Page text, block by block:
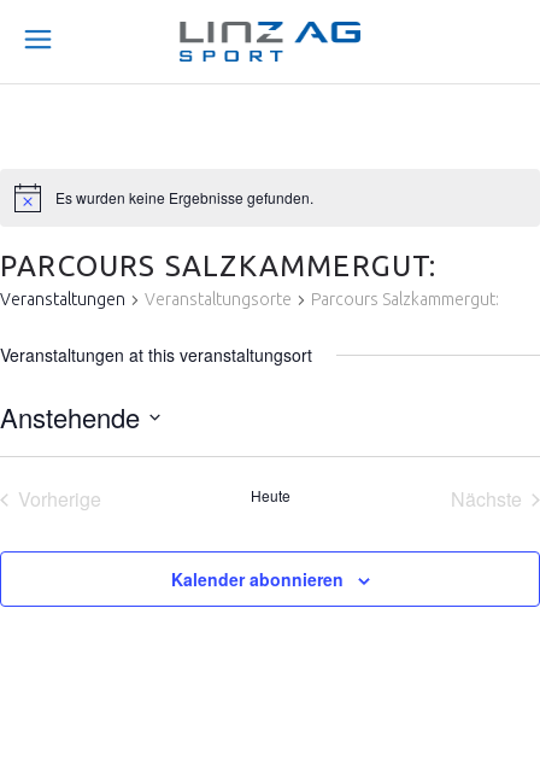
Es wurden keine Ergebnisse gefunden.
PARCOURS SALZKAMMERGUT:
Veranstaltungen Veranstaltungsorte Parcours Salzkammergut:
Veranstaltungen at this veranstaltungsort
Anstehende
Datum
Vorherige
Heute
Nächste
Kalender abonnieren